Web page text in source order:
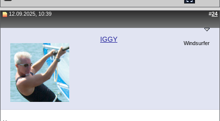
12.09.2025, 10:39 #24
IGGY Windsurfer